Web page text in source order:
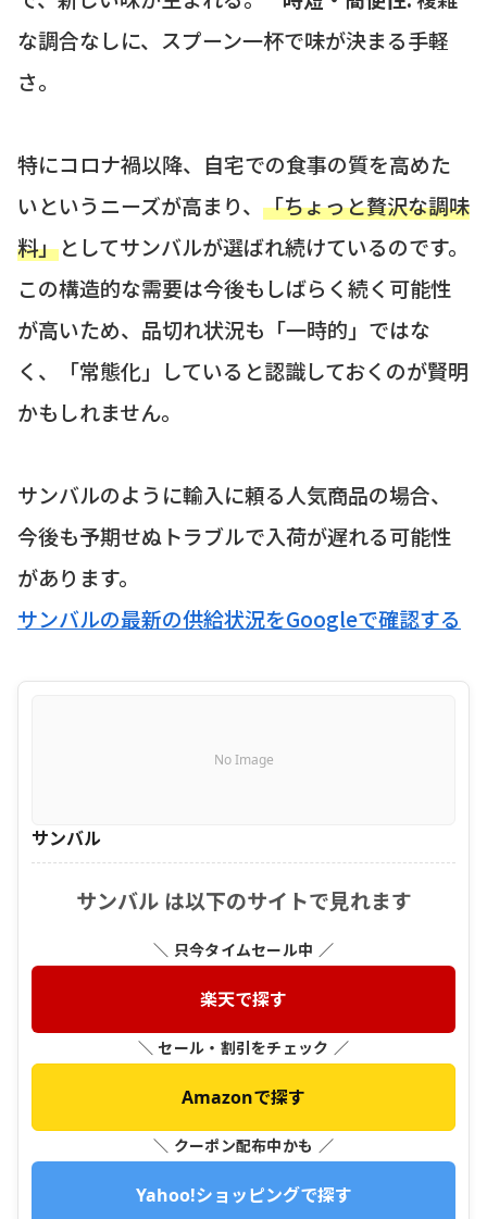
な調合なしに、スプーン一杯で味が決まる手軽
さ。
特にコロナ禍以降、自宅での食事の質を高めた
いというニーズが高まり、 「ちょっと贅沢な調味
料」としてサンバルが選ばれ続けているのです。
この構造的な需要は今後もしばらく続く可能性
が高いため、品切れ状況も「一時的」ではな
く、「常態化」していると認識しておくのが賢明
かもしれません。
サンバルのように輸入に頼る人気商品の場合、
今後も予期せぬトラブルで入荷が遅れる可能性
があります。
サンバルの最新の供給状況をGoogleで確認する
No Image
サンバル
サンバル は以下のサイトで見れます
＼ 只今タイムセール中 ／
楽天で探す
＼ セール・割引をチェック ／
Amazonで探す
＼ クーポン配布中かも ／
Yahoo!ショッピングで探す